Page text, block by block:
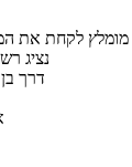
מומלץ לקחת את
נציג
דרך בן צבי